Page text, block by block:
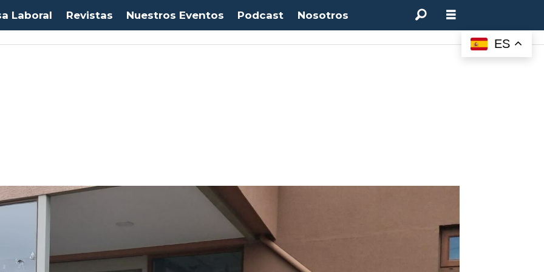
Laboral Revistas Nuestros Eventos Podcast Nosotros
ES